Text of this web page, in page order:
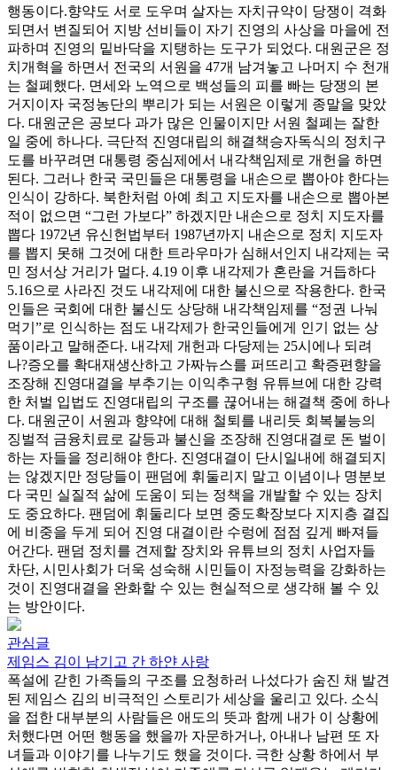
행동이다.향약도 서로 도우며 살자는 자치규약이 당쟁이 격화
되면서 변질되어 지방 선비들이 자기 진영의 사상을 마을에 전
파하며 진영의 밑바닥을 지탱하는 도구가 되었다. 대원군은 정
치개혁을 하면서 전국의 서원을 47개 남겨놓고 나머지 수 천개
는 철폐했다. 면세와 노역으로 백성들의 피를 빠는 당쟁의 본
거지이자 국정농단의 뿌리가 되는 서원은 이렇게 종말을 맞았
다. 대원군은 공보다 과가 많은 인물이지만 서원 철폐는 잘한
일 중에 하나다. 극단적 진영대립의 해결책승자독식의 정치구
도를 바꾸려면 대통령 중심제에서 내각책임제로 개헌을 하면
된다. 그러나 한국 국민들은 대통령을 내손으로 뽑아야 한다는
인식이 강하다. 북한처럼 아예 최고 지도자를 내손으로 뽑아본
적이 없으면 “그런 가보다” 하겠지만 내손으로 정치 지도자를
뽑다 1972년 유신헌법부터 1987년까지 내손으로 정치 지도자
를 뽑지 못해 그것에 대한 트라우마가 심해서인지 내각제는 국
민 정서상 거리가 멀다. 4.19 이후 내각제가 혼란을 거듭하다
5.16으로 사라진 것도 내각제에 대한 불신으로 작용한다. 한국
인들은 국회에 대한 불신도 상당해 내각책임제를 “정권 나눠
먹기”로 인식하는 점도 내각제가 한국인들에게 인기 없는 상
품이라고 말해준다. 내각제 개헌과 다당제는 25시에나 되려
나?증오를 확대재생산하고 가짜뉴스를 퍼뜨리고 확증편향을
조장해 진영대결을 부추기는 이익추구형 유튜브에 대한 강력
한 처벌 입법도 진영대립의 구조를 끊어내는 해결책 중에 하나
다. 대원군이 서원과 향약에 대해 철퇴를 내리듯 회복불능의
징벌적 금융치료로 갈등과 불신을 조장해 진영대결로 돈 벌이
하는 자들을 정리해야 한다. 진영대결이 단시일내에 해결되지
는 않겠지만 정당들이 팬덤에 휘둘리지 말고 이념이나 명분보
다 국민 실질적 삶에 도움이 되는 정책을 개발할 수 있는 장치
도 중요하다. 팬덤에 휘둘리다 보면 중도확장보다 지지층 결집
에 비중을 두게 되어 진영 대결이란 수렁에 점점 깊게 빠져들
어간다. 팬덤 정치를 견제할 장치와 유튜브의 정치 사업자들
차단, 시민사회가 더욱 성숙해 시민들이 자정능력을 강화하는
것이 진영대결을 완화할 수 있는 현실적으로 생각해 볼 수 있
는 방안이다.
관심글
제임스 김이 남기고 간 하얀 사랑
폭설에 갇힌 가족들의 구조를 요청하러 나섰다가 숨진 채 발견
된 제임스 김의 비극적인 스토리가 세상을 울리고 있다. 소식
을 접한 대부분의 사람들은 애도의 뜻과 함께 내가 이 상황에
처했다면 어떤 행동을 했을까 자문하거나, 아내나 남편 또 자
녀들과 이야기를 나누기도 했을 것이다. 극한 상황 하에서 부